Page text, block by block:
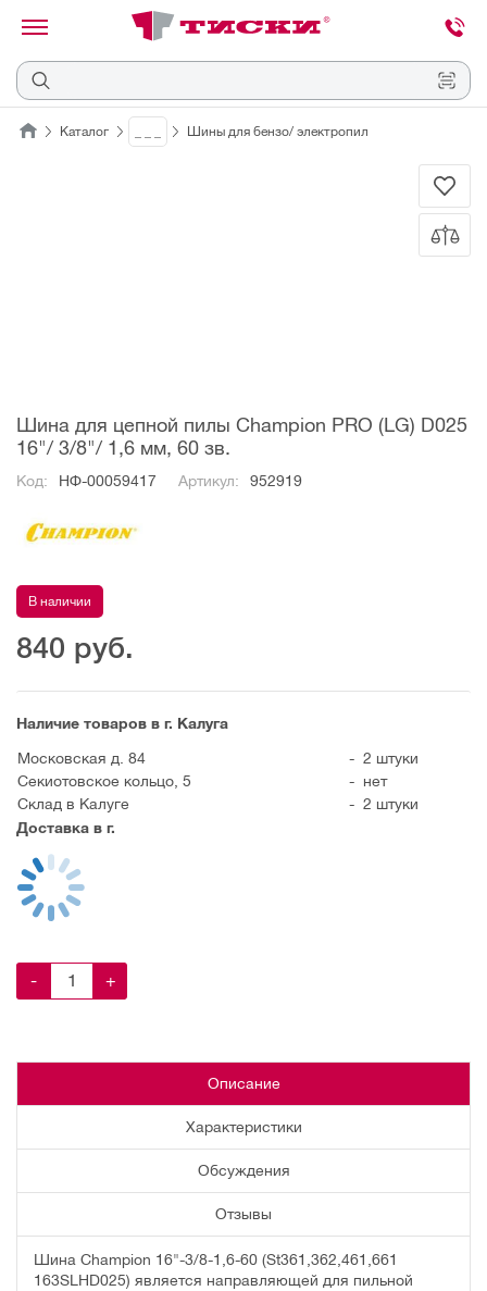
Отмена
Каталог Шины для бензо/ электропил
Шина для цепной пилы Champion PRO (LG) D025
16"/ 3/8"/ 1,6 мм, 60 зв.
Код: НФ-00059417 Артикул: 952919
В наличии
840 руб.
Наличие товаров в г. Калуга
Московская д. 84
- 2 штуки
Секиотовское кольцо, 5
- нет
Склад в Калуге
- 2 штуки
Доставка в г.
- +
Описание
Характеристики
Обсуждения
Отзывы
Шина Champion 16"-3/8-1,6-60 (St361,362,461,661
163SLHD025) является направляющей для пильной